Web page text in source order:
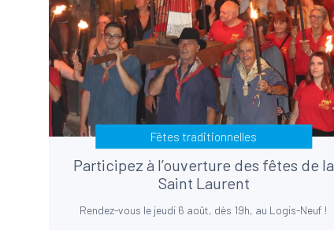
Fêtes traditionnelles
Participez à l’ouverture des fêtes de la
Saint Laurent
Rendez-vous le jeudi 6 août, dès 19h, au Logis-Neuf !